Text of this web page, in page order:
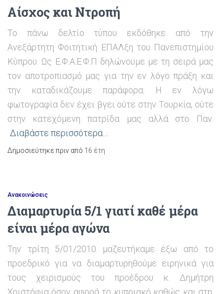
Aίσχος και Ντροπή
To πάνω δελτίο τύπου εκδόθηκε από την
Ανεξάρτητη Φοιτητική ΕΠΑΛξη του Πανεπιστημίου
Κύπρου. Ως Ε.Φ.Α.Ε.Φ.Π δηλώνουμε με τη σειρά μας
τον αποτροπιασμό μας για την εν λόγο πράξη και
την καταδικάζουμε παράφορα: H εν λόγω
φωτογραφία δεν έχει βγει ούτε στην Τουρκία, ούτε
στην κατεχόμενη πατρίδα μας αλλά στο Παν.
Διαβάστε περισσότερα…
Δημοσιεύτηκε πριν από 16 έτη
Ανακοινώσεις
Διαμαρτυρία 5/1 γιατί καθέ μέρα
είναι μέρα αγώνα
Την τρίτη 5/01/2010 μαζευτήκαμε έξω από το
προεδρικό για να διαμαρτυρηθούμε ειρηνικά για
τους χειρισμούς του προέδρου κ. Δημήτρη
Χριστόφια όσον αφορά το κυπριακό καθώς και στη,